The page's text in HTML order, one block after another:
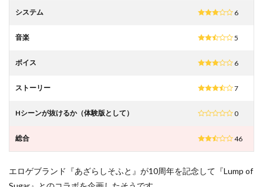
システム 6
音楽 5
ボイス 6
ストーリー 7
Hシーンが抜けるか（体験版として） 0
総合 46
エロゲブランド『あざらしそふと』が10周年を記念して『Lump of